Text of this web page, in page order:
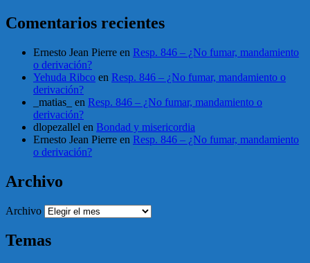
Comentarios recientes
Ernesto Jean Pierre en Resp. 846 – ¿No fumar, mandamiento
o derivación?
Yehuda Ribco en Resp. 846 – ¿No fumar, mandamiento o
derivación?
_matias_
en Resp. 846 – ¿No fumar, mandamiento o
derivación?
dlopezallel en Bondad y misericordia
Ernesto Jean Pierre en Resp. 846 – ¿No fumar, mandamiento
o derivación?
Archivo
Archivo
Temas